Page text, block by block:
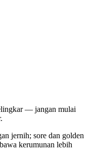
— jangan mulai
jernih; sore dan golden
kerumunan lebih